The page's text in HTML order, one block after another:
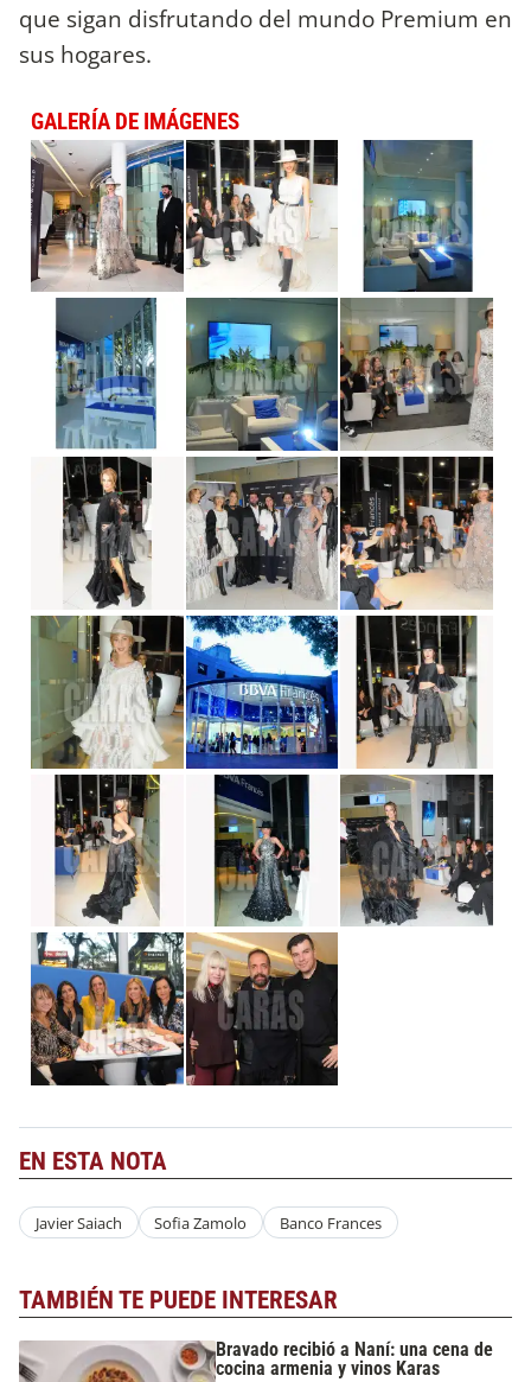
que sigan disfrutando del mundo Premium en
sus hogares.
GALERÍA DE IMÁGENES
EN ESTA NOTA
Javier Saiach Sofia Zamolo Banco Frances
TAMBIÉN TE PUEDE INTERESAR
Bravado recibió a Naní: una cena de
cocina armenia y vinos Karas